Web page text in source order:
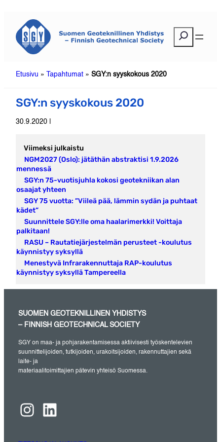
sisältöön
Etusivu » Tapahtumat » SGY:n syyskokous 2020
SGY:n syyskokous 2020
30.9.2020 |
Viimeksi julkaistu
NGM2027 (Oslo): jätäthän abstraktisi 1.9.2026
mennessä
SGY:n 75-vuotisjuhla kokosi geotekniikan alan
osaajat yhteen
SGY 75 vuotta: ”Viileä pää, lämmin sydän ja puhtaat
kädet”
Suunnittele SGY:lle oma haalarimerkki! Voittaja
palkitaan!
RASU – Rautatiejärjestelmän perusteet -koulutus
käynnistyy syksyllä
Menestyvä Infrarakennuttaja RAP-koulutus
käynnistyy syksyllä Tampereella
SUOMEN GEOTEKNILLINEN YHDISTYS
– FINNISH GEOTECHNICAL SOCIETY
SGY on maa- ja pohjarakentamisessa aktiivisesti työskentelevien
suunnittelijoiden, tutkijoiden, urakoitsijoiden, rakennuttajien sekä
laite- ja
materiaalitoimittajien pätevin yhteisö Suomessa.
Instagram LinkedIn